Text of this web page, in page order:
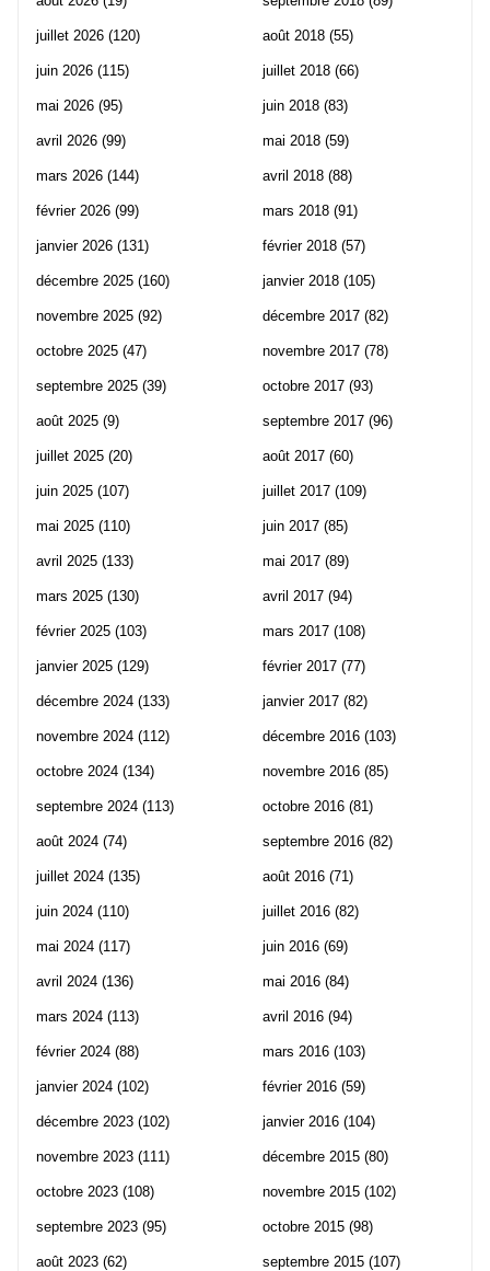
juillet 2026 (120)
juin 2026 (115)
mai 2026 (95)
avril 2026 (99)
mars 2026 (144)
février 2026 (99)
janvier 2026 (131)
décembre 2025 (160)
novembre 2025 (92)
octobre 2025 (47)
septembre 2025 (39)
août 2025 (9)
juillet 2025 (20)
juin 2025 (107)
mai 2025 (110)
avril 2025 (133)
mars 2025 (130)
février 2025 (103)
janvier 2025 (129)
décembre 2024 (133)
novembre 2024 (112)
octobre 2024 (134)
septembre 2024 (113)
août 2024 (74)
juillet 2024 (135)
juin 2024 (110)
mai 2024 (117)
avril 2024 (136)
mars 2024 (113)
février 2024 (88)
janvier 2024 (102)
décembre 2023 (102)
novembre 2023 (111)
octobre 2023 (108)
septembre 2023 (95)
août 2023 (62)
août 2018 (55)
juillet 2018 (66)
juin 2018 (83)
mai 2018 (59)
avril 2018 (88)
mars 2018 (91)
février 2018 (57)
janvier 2018 (105)
décembre 2017 (82)
novembre 2017 (78)
octobre 2017 (93)
septembre 2017 (96)
août 2017 (60)
juillet 2017 (109)
juin 2017 (85)
mai 2017 (89)
avril 2017 (94)
mars 2017 (108)
février 2017 (77)
janvier 2017 (82)
décembre 2016 (103)
novembre 2016 (85)
octobre 2016 (81)
septembre 2016 (82)
août 2016 (71)
juillet 2016 (82)
juin 2016 (69)
mai 2016 (84)
avril 2016 (94)
mars 2016 (103)
février 2016 (59)
janvier 2016 (104)
décembre 2015 (80)
novembre 2015 (102)
octobre 2015 (98)
septembre 2015 (107)